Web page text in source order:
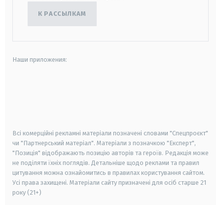
К РАССЫЛКАМ
Наши приложения:
Всі комерційні рекламні матеріали позначені словами "Спецпроєкт"
чи "Партнерський матеріал". Матеріали з позначкою "Експерт",
"Позиція" відображають позицію авторів та героїв. Редакція може
не поділяти їхніх поглядів. Детальніше щодо реклами та правил
цитування можна ознайомитись в правилах користування сайтом.
Усі права захищені. Матеріали сайту призначені для осіб старше 21
року (21+)